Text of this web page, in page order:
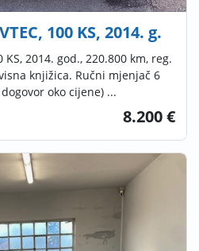
100 KS, 2014. g.
2014. god., 220.800 km, reg.
knjižica. Ručni mjenjač 6
oko cijene) ...
8.200 €